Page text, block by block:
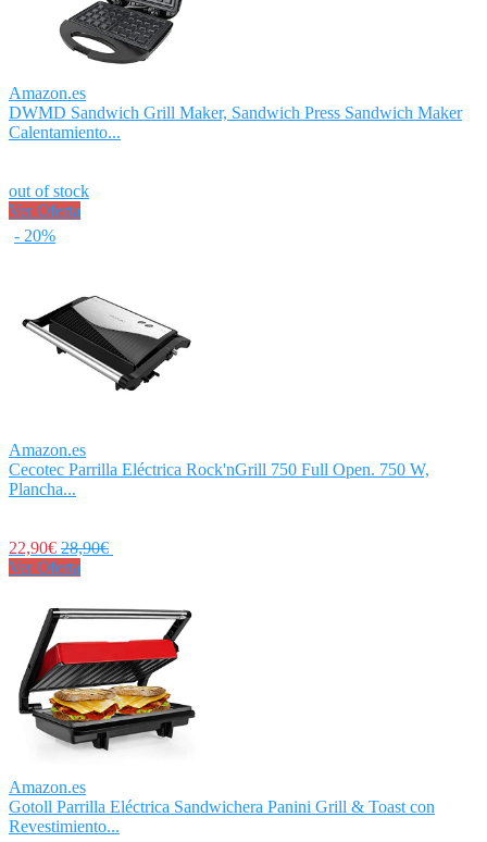
Amazon.es
DWMD Sandwich Grill Maker, Sandwich Press Sandwich Maker
Calentamiento...
out of stock
Ver Oferta
- 20%
Amazon.es
Cecotec Parrilla Eléctrica Rock'nGrill 750 Full Open. 750 W,
Plancha...
22,90€ 28,90€
Ver Oferta
Amazon.es
Gotoll Parrilla Eléctrica Sandwichera Panini Grill & Toast con
Revestimiento...